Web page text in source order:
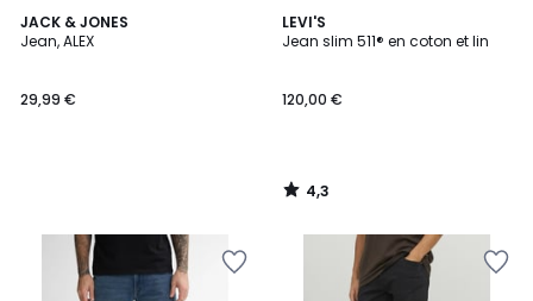
JACK & JONES
Jean, ALEX
29,99 €
LEVI'S
Jean slim 511® en coton et lin
120,00 €
4,3
/ 5
4,3
/